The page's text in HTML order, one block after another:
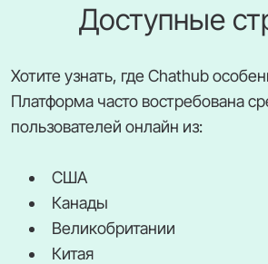
Доступные
Хотите узнать, где Chathub
Платформа часто востребована
пользователей онлайн из:
США
Канады
Великобритании
Китая